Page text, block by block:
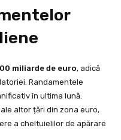
miliarde de euro, adică
Randamentele
în ultima lună.
altor țări din zona euro,
a cheltuielilor de apărare